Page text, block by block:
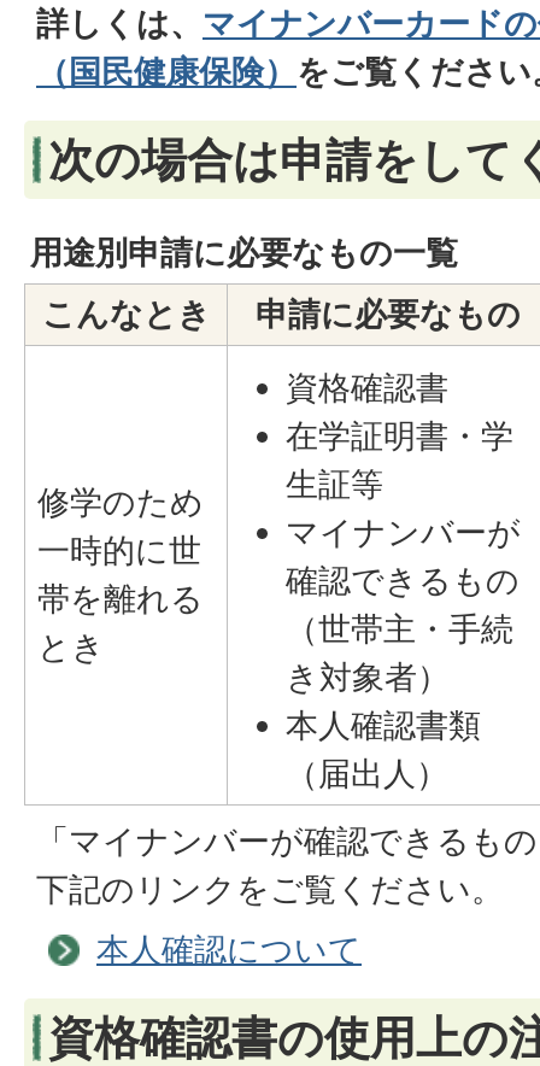
詳しくは、 マイナンバーカード
（国民健康保険） をご覧ください
次の場合は申請をして
用途別申請に必要なもの一覧
こんなとき
申請に必要なもの
修学のため
一時的に世
帯を離れる
とき
資格確認書
在学証明書・学
生証等
マイナンバーが
確認できるもの
（世帯主・手続
き対象者）
本人確認書類
（届出人）
「マイナンバーが確認できるも
下記のリンクをご覧ください。
本人確認について
資格確認書の使用上の